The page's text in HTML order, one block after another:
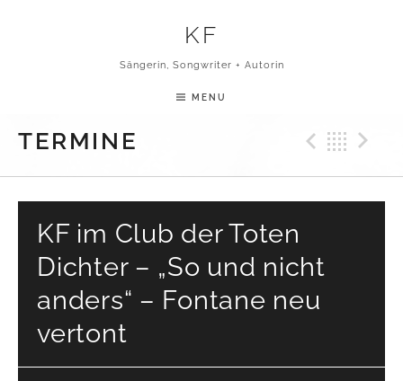
KF
Sängerin, Songwriter + Autorin
MENU
TERMINE
KF im Club der Toten
Dichter – „So und nicht
anders“ – Fontane neu
vertont